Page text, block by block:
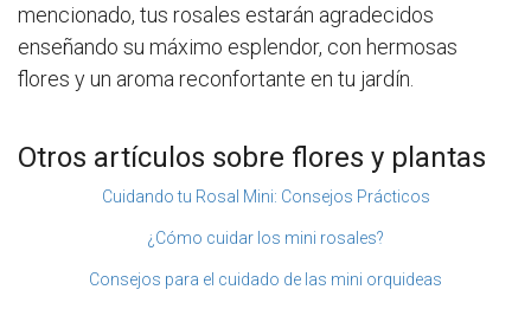
mencionado, tus rosales estarán agradecidos
enseñando su máximo esplendor, con hermosas
flores y un aroma reconfortante en tu jardín.
Otros artículos sobre flores y plantas
Cuidando tu Rosal Mini: Consejos Prácticos
¿Cómo cuidar los mini rosales?
Consejos para el cuidado de las mini orquideas